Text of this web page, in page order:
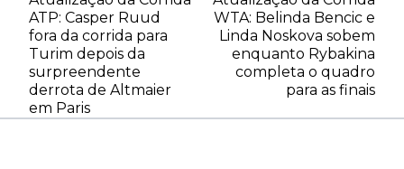
ATP: Casper Ruud
fora da corrida para
Turim depois da
surpreendente
derrota de Altmaier
em Paris
WTA: Belinda Bencic e
Linda Noskova sobem
enquanto Rybakina
completa o quadro
para as finais